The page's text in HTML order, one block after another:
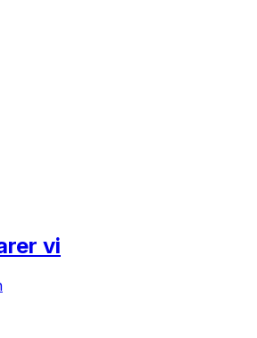
vi